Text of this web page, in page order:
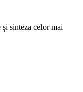
sinteza celor mai